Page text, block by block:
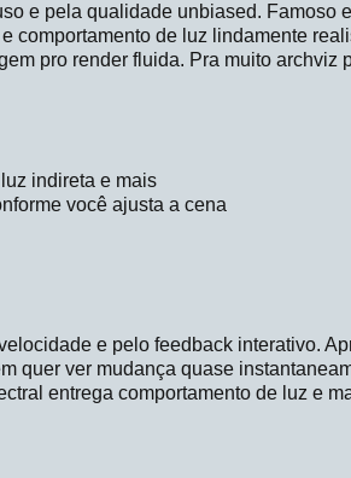
e pela qualidade unbiased. Famoso
comportamento de luz lindamente
pro render fluida. Pra muito archviz
indireta e mais
você ajusta a cena
e pelo feedback interativo.
quer ver mudança quase
entrega comportamento de luz e